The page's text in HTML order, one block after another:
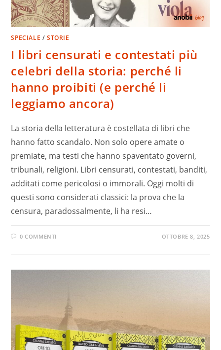
SPECIALE /STORIE
I libri censurati e contestati più
celebri della storia: perché li
hanno proibiti (e perché li
leggiamo ancora)
La storia della letteratura è costellata di libri che
hanno fatto scandalo. Non solo opere amate o
premiate, ma testi che hanno spaventato governi,
tribunali, religioni. Libri censurati, contestati, banditi,
additati come pericolosi o immorali. Oggi molti di
questi sono considerati classici: la prova che la
censura, paradossalmente, li ha resi…
0 COMMENTI OTTOBRE 8, 2025